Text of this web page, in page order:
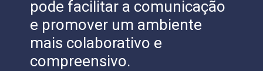
pode facilitar a comunicação
e promover um ambiente
mais colaborativo e
compreensivo.